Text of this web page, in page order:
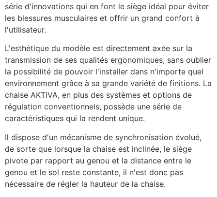
série d'innovations qui en font le siège idéal pour éviter
les blessures musculaires et offrir un grand confort à
l'utilisateur.
L'esthétique du modèle est directement axée sur la
transmission de ses qualités ergonomiques, sans oublier
la possibilité de pouvoir l'installer dans n'importe quel
environnement grâce à sa grande variété de finitions. La
chaise AKTIVA, en plus des systèmes et options de
régulation conventionnels, possède une série de
caractéristiques qui la rendent unique.
Il dispose d'un mécanisme de synchronisation évolué,
de sorte que lorsque la chaise est inclinée, le siège
pivote par rapport au genou et la distance entre le
genou et le sol reste constante, il n'est donc pas
nécessaire de régler la hauteur de la chaise.